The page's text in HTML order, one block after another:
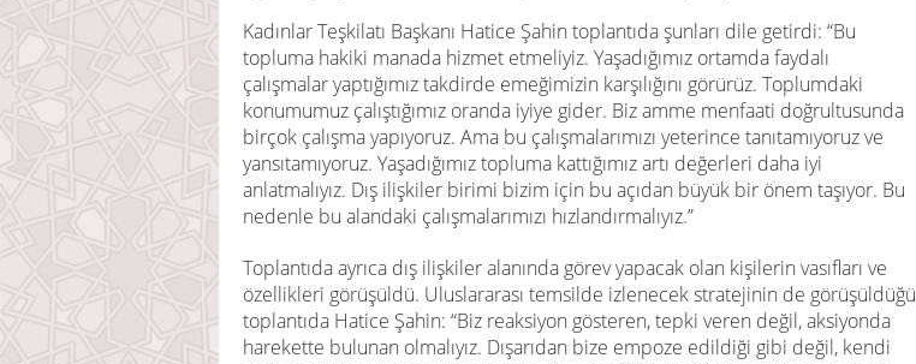
Kadınlar Teşkilatı Başkanı Hatice Şahin toplantıda şunları dile getirdi: “Bu
topluma hakiki manada hizmet etmeliyiz. Yaşadığımız ortamda faydalı
çalışmalar yaptığımız takdirde emeğimizin karşılığını görürüz. Toplumdaki
konumumuz çalıştığımız oranda iyiye gider. Biz amme menfaati doğrultusunda
birçok çalışma yapıyoruz. Ama bu çalışmalarımızı yeterince tanıtamıyoruz ve
yansıtamıyoruz. Yaşadığımız topluma kattığımız artı değerleri daha iyi
anlatmalıyız. Dış ilişkiler birimi bizim için bu açıdan büyük bir önem taşıyor. Bu
nedenle bu alandaki çalışmalarımızı hızlandırmalıyız.”
Toplantıda ayrıca dış ilişkiler alanında görev yapacak olan kişilerin vasıfları ve
özellikleri görüşüldü. Uluslararası temsilde izlenecek stratejinin de görüşüldüğü
toplantıda Hatice Şahin: “Biz reaksiyon gösteren, tepki veren değil, aksiyonda
harekette bulunan olmalıyız. Dışarıdan bize empoze edildiği gibi değil, kendi